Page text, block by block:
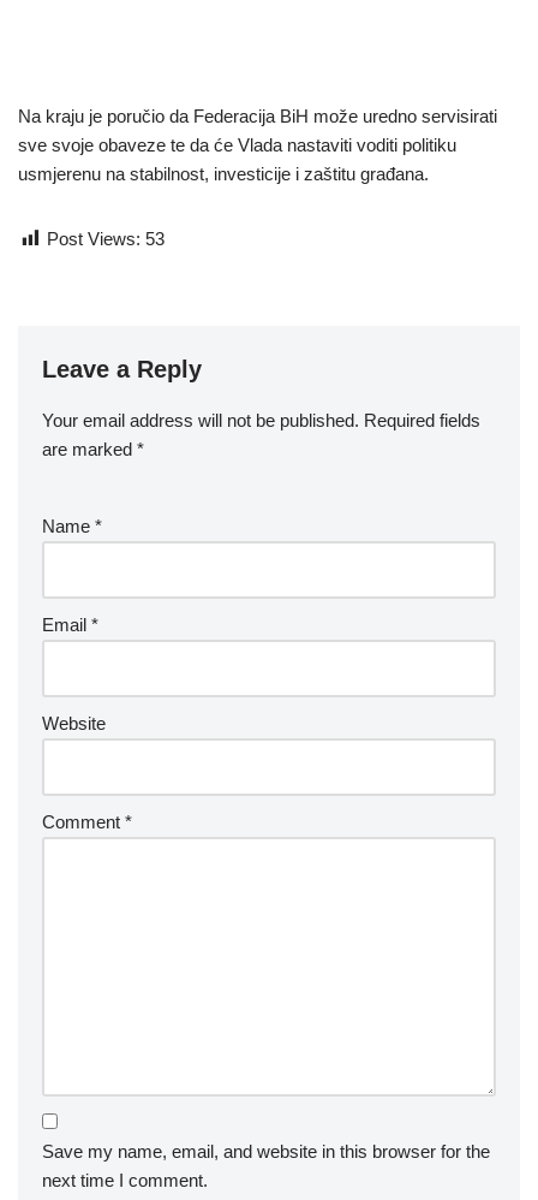
Na kraju je poručio da Federacija BiH može uredno servisirati
sve svoje obaveze te da će Vlada nastaviti voditi politiku
usmjerenu na stabilnost, investicije i zaštitu građana.
Post Views: 53
Leave a Reply
Your email address will not be published. Required fields
are marked *
Name *
Email *
Website
Comment *
Save my name, email, and website in this browser for the
next time I comment.